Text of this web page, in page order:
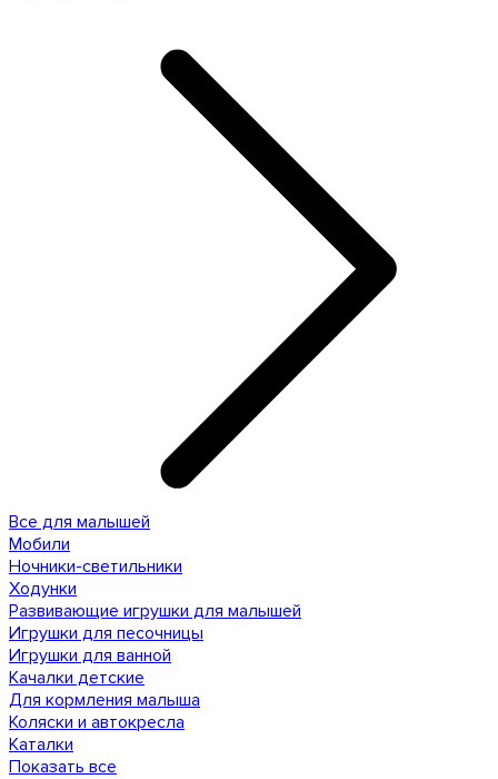
Все для малышей
Мобили
Ночники-светильники
Ходунки
Развивающие игрушки для малышей
Игрушки для песочницы
Игрушки для ванной
Качалки детские
Для кормления малыша
Коляски и автокресла
Каталки
Показать все